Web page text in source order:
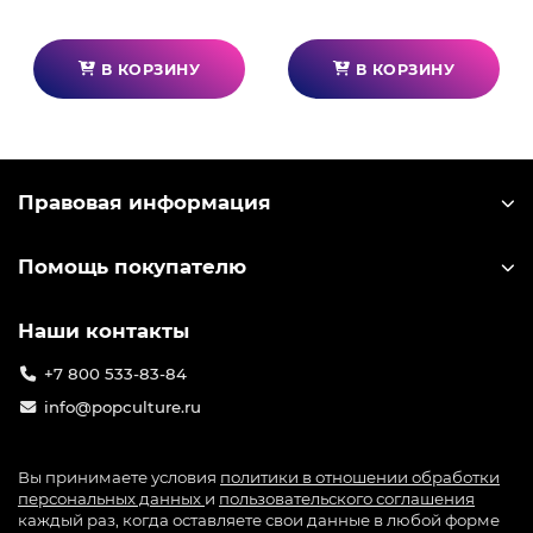
В КОРЗИНУ В КОРЗИНУ
Правовая информация
Помощь покупателю
Наши контакты
+7 800 533-83-84
info@popculture.ru
Вы принимаете условия политики в отношении обработки
персональных данных и пользовательского соглашения
каждый раз, когда оставляете свои данные в любой форме